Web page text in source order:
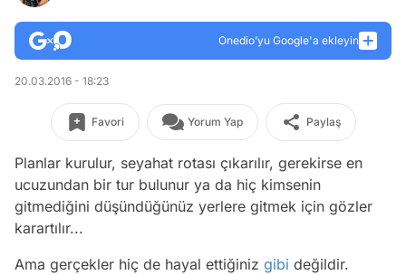
Onedio’yu Google'a ekleyin
20.03.2016 - 18:23
Favori Yorum Yap Paylaş
Planlar kurulur, seyahat rotası çıkarılır, gerekirse en
ucuzundan bir tur bulunur ya da hiç kimsenin
gitmediğini düşündüğünüz yerlere gitmek için gözler
karartılır...
Ama gerçekler hiç de hayal ettiğiniz gibi değildir.